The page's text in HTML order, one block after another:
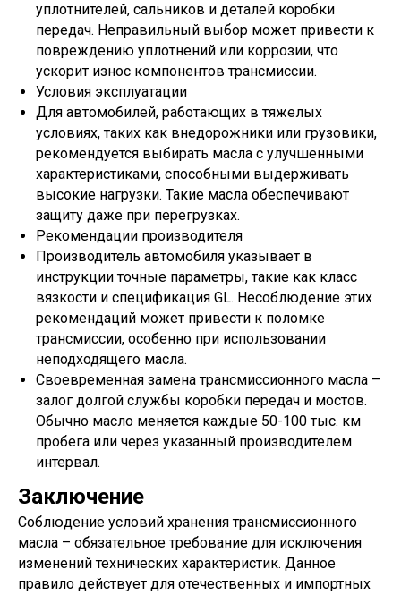
уплотнителей, сальников и деталей коробки
передач. Неправильный выбор может привести к
повреждению уплотнений или коррозии, что
ускорит износ компонентов трансмиссии.
Условия эксплуатации
Для автомобилей, работающих в тяжелых
условиях, таких как внедорожники или грузовики,
рекомендуется выбирать масла с улучшенными
характеристиками, способными выдерживать
высокие нагрузки. Такие масла обеспечивают
защиту даже при перегрузках.
Рекомендации производителя
Производитель автомобиля указывает в
инструкции точные параметры, такие как класс
вязкости и спецификация GL. Несоблюдение этих
рекомендаций может привести к поломке
трансмиссии, особенно при использовании
неподходящего масла.
Своевременная замена трансмиссионного масла –
залог долгой службы коробки передач и мостов.
Обычно масло меняется каждые 50-100 тыс. км
пробега или через указанный производителем
интервал.
Заключение
Соблюдение условий хранения трансмиссионного
масла – обязательное требование для исключения
изменений технических характеристик. Данное
правило действует для отечественных и импортных